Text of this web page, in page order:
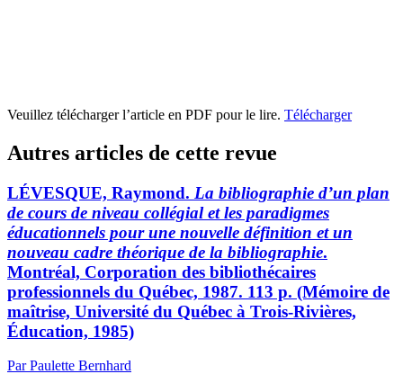
Veuillez télécharger l’article en PDF pour le lire. Télécharger
Autres articles de cette revue
LÉVESQUE, Raymond. La bibliographie d’un plan
de cours de niveau collégial et les paradigmes
éducationnels pour une nouvelle définition et un
nouveau cadre théorique de la bibliographie.
Montréal, Corporation des bibliothécaires
professionnels du Québec, 1987. 113 p. (Mémoire de
maîtrise, Université du Québec à Trois-Rivières,
Éducation, 1985)
Par Paulette Bernhard